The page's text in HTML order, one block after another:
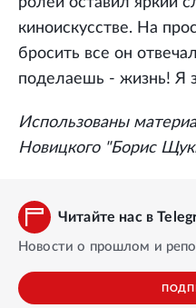
киноискусстве. На
бросить все он
поделаешь - жизнь! Я
Использованы
Новицкого "Борис
Читайте нас в
Новости о прошлом и